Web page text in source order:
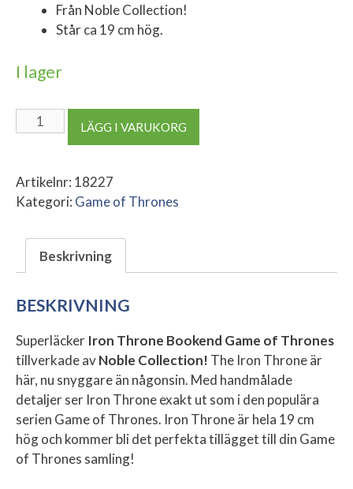
Från Noble Collection!
Står ca 19 cm hög.
I lager
Iron
Throne
Game
of
mängd
LÄGG I VARUKORG
Artikelnr: 18227
Kategori: Game of Thrones
Beskrivning
BESKRIVNING
Superläcker Iron Throne Bookend Game of Thrones
tillverkade avNoble Collection! The Iron Throne är
här, nu snyggare än någonsin. Med handmålade
detaljer ser Iron Throne exakt ut som i den populära
serien Game of Thrones. Iron Throne är hela 19 cm
hög och kommer bli det perfekta tillägget till din Game
of Thrones samling!